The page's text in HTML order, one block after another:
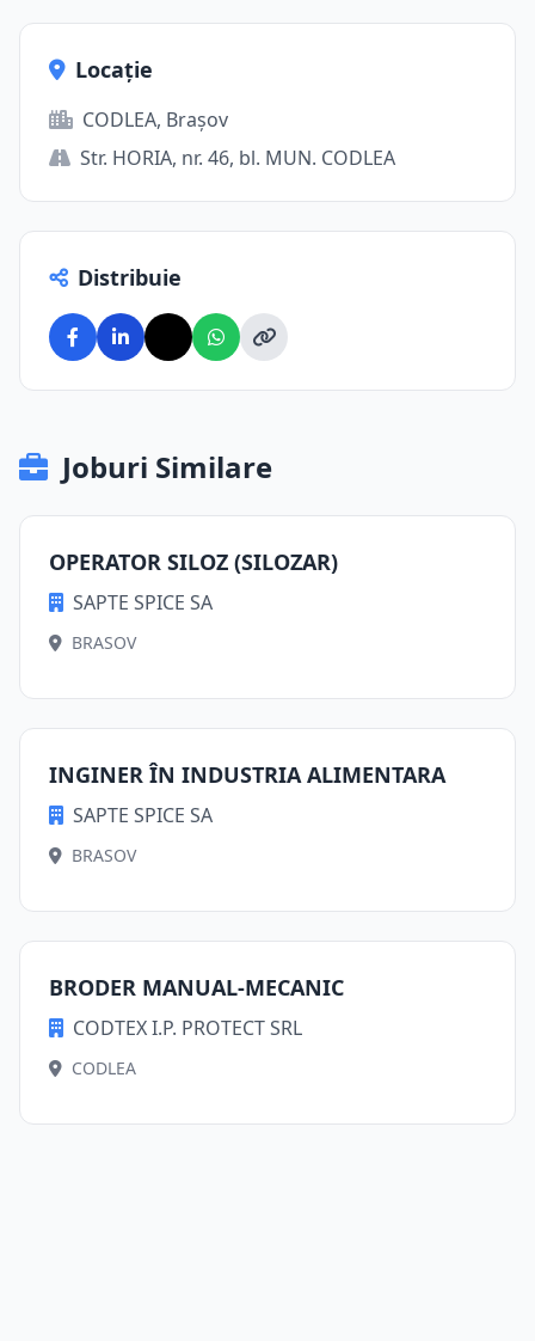
Locație
CODLEA, Brașov
Str. HORIA, nr. 46, bl. MUN. CODLEA
Distribuie
Joburi Similare
OPERATOR SILOZ (SILOZAR)
SAPTE SPICE SA
BRASOV
INGINER ÎN INDUSTRIA ALIMENTARA
SAPTE SPICE SA
BRASOV
BRODER MANUAL-MECANIC
CODTEX I.P. PROTECT SRL
CODLEA